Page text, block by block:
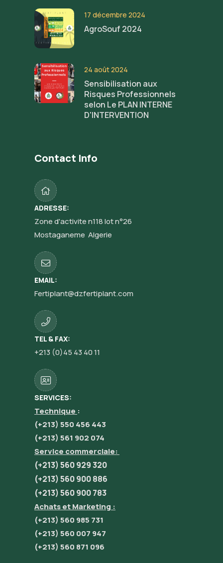
17 décembre 2024
AgroSouf 2024
24 août 2024
Sensibilisation aux
Risques Professionnels
selon Le PLAN INTERNE
D'INTERVENTION
Contact Info
ADRESSE:
Zone d'activite n118 lot n°26
Mostaganeme Algerie
EMAIL:
Fertiplant@dzfertiplant.com
TEL & FAX:
+213 (0)45 43 40 11
SERVICES:
Technique :
(+213) 550 456 443
(+213) 561 902 074
Service commerciale:
(+213) 560 929 320
(+213) 560 900 886
(+213) 560 900 783
Achats et Marketing :
(+213) 560 985 731
(+213) 560 007 947
(+213) 560 871 096